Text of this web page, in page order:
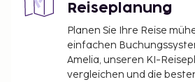
Reiseplanung
Planen Sie Ihre Reise
einfachen
Amelia, unseren KI-
vergleichen und die